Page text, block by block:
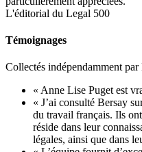
L'éditorial du Legal 500
Témoignages
Collectés indépendamment
« Anne Lise Puget est
« J’ai consulté Bersay
du travail français. Ils
réside dans leur
légales, ainsi que dans